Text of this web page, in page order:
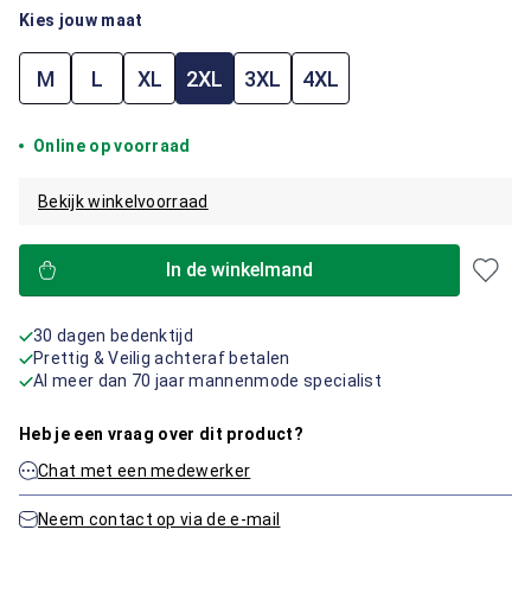
Kies jouw maat
M L XL 2XL 3XL 4XL
Online op voorraad
Bekijk winkelvoorraad
In de winkelmand
30 dagen bedenktijd
Prettig & Veilig achteraf betalen
Al meer dan 70 jaar mannenmode specialist
Heb je een vraag over dit product?
Chat met een medewerker
Neem contact op via de e-mail